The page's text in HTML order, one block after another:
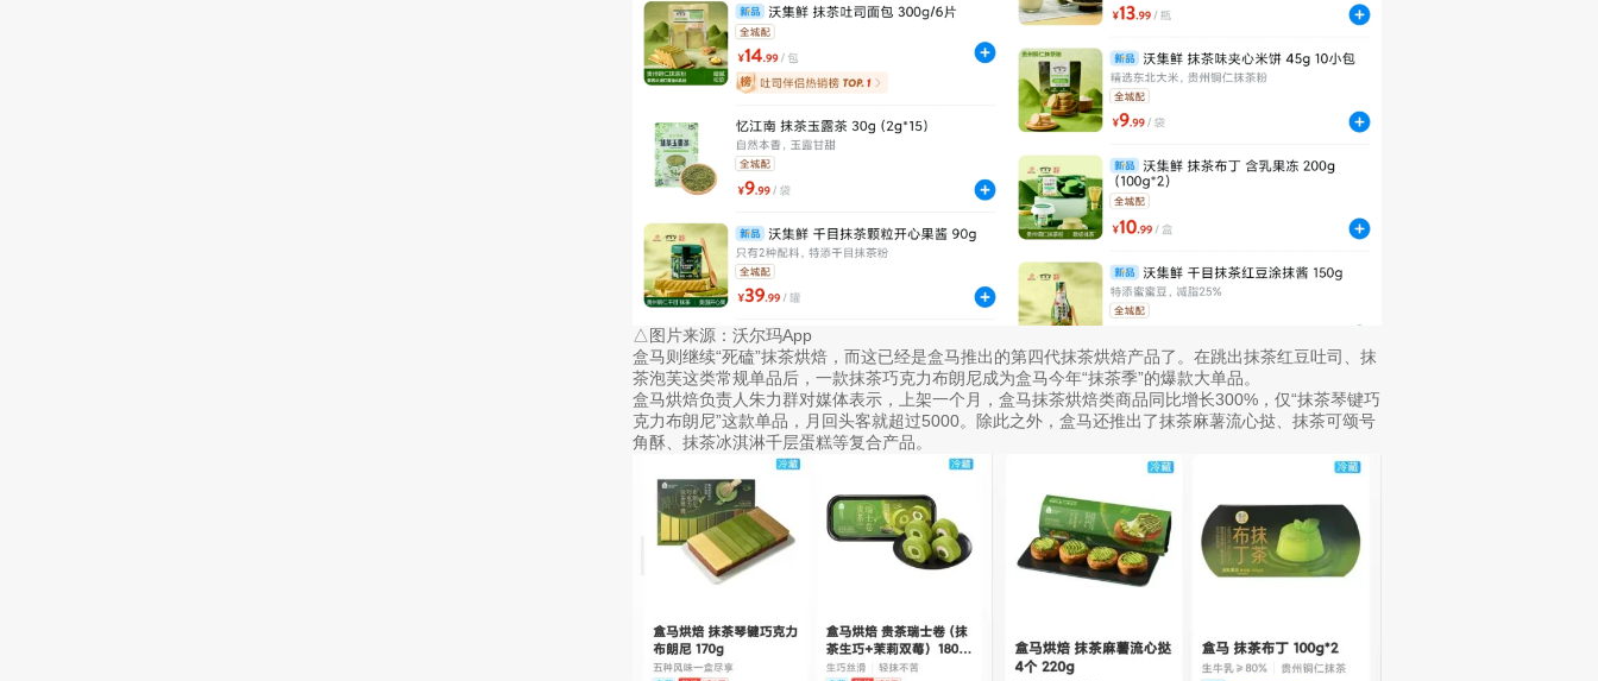
△图片来源：沃尔玛App
盒马则继续“死磕”抹茶烘焙，而这已经是盒马推出的第四代抹茶烘焙产品了。在跳出抹茶红豆吐司、抹
茶泡芙这类常规单品后，一款抹茶巧克力布朗尼成为盒马今年“抹茶季”的爆款大单品。
盒马烘焙负责人朱力群对媒体表示，上架一个月，盒马抹茶烘焙类商品同比增长300%，仅“抹茶琴键巧
克力布朗尼”这款单品，月回头客就超过5000。除此之外，盒马还推出了抹茶麻薯流心挞、抹茶可颂号
角酥、抹茶冰淇淋千层蛋糕等复合产品。